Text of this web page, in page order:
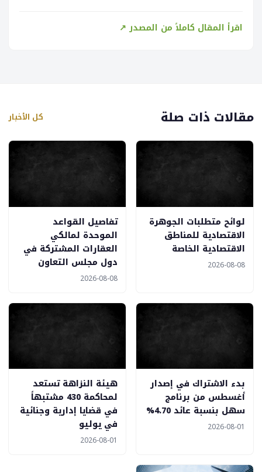
اقرأ المقال كاملاً من المصدر ↗
مقالات ذات صلة كل الأخبار
لوائح متطلبات الجوهرة
الاقتصادية للمناطق
الاقتصادية الخاصة
2026-08-08
تفاصيل القواعد
الموحدة لمالكي
العقارات المشتركة في
دول مجلس التعاون
2026-08-08
بدء الاشتراك في إصدار
أغسطس من برنامج
سهل بنسبة عائد 4.70%
2026-08-01
هيئة النزاهة تستعد
لمحاكمة 430 مشتبهاً
في قضايا إدارية وجنائية
في يوليو
2026-08-01